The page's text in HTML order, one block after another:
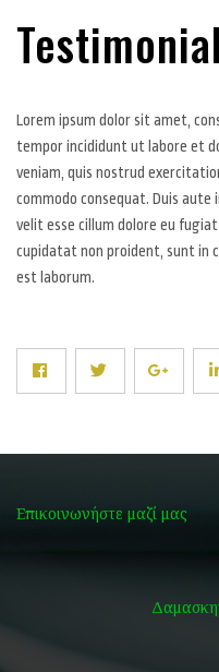
Lorem ipsum dolor sit amet,
tempor incididunt ut labore et
veniam, quis nostrud
commodo consequat. Duis
velit esse cillum dolore eu
cupidatat non proident, sunt in
est laborum.
Επικοινωνήστε μαζί μας